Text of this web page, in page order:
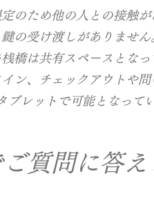
のため他の人との接触が
鍵の受け渡しがありません
橋は共有スペースとなっ
イン、チェックアウトや
ブレットで可能となって
質問に答え